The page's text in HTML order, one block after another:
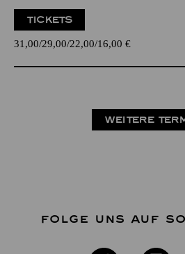
TICKETS
31,00 29,00 22,00 16,00 €
WEITERE
FOLGE UNS AUF